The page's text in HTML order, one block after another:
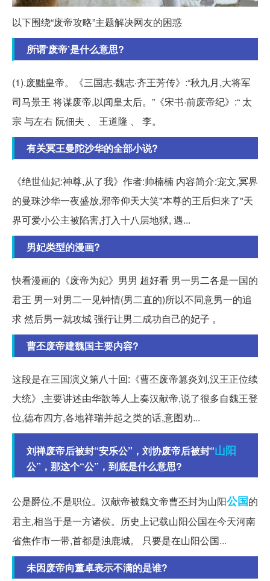
以下围绕“废帝攻略”主题解决网友的困惑
所谓‘废帝’是什么意思?
(1).废黜皇帝。《三国志·魏志·齐王芳传》:“秋九月,大将军
司马景王 将谋废帝,以闻皇太后。”《宋书·前废帝纪》:“ 太
宗 与左右 阮佃夫 、 王道隆 、 李。
有关冥王曼陀沙华的全部小说?
《绝世仙妃:神尊,从了我》作者:帅楠楠 内容简介:宠文,冥界
的曼珠沙华一夜盛放,邪帝仰天大笑"本尊的王后归来了"天
界可爱小公主被陷害,打入十八层地狱, 遇...
男妃类型的漫画?
快看漫画的《废帝为妃》男男 超好看 男一男二各是一国的
君王 男一对男二一见钟情(男二直的)所以不同意男一的追
求 然后男一就攻城 强行让男二成功自己的妃子 。
曹丕废帝建魏国主要内容?
这段是在三国演义第八十回:《曹丕废帝篡炎刘,汉王正位续
大统》,主要讲述由华歆等人上奏汉献帝,说了很多自魏王登
位,德布四方,各地祥瑞并起之类的话,意图劝...
刘禅废帝后被封“安乐公”，刘协废帝后被封“山阳
公”，那这个“公”，到底是什么意思?
公是爵位,不是职位。汉献帝被魏文帝曹丕封为山阳公国的
君主,相当于是一方诸侯。历史上记载山阳公国在今天河南
省焦作市一带,首都是浊鹿城。 只要是在山阳公国...
未因废帝向董卓表示不满的是谁?